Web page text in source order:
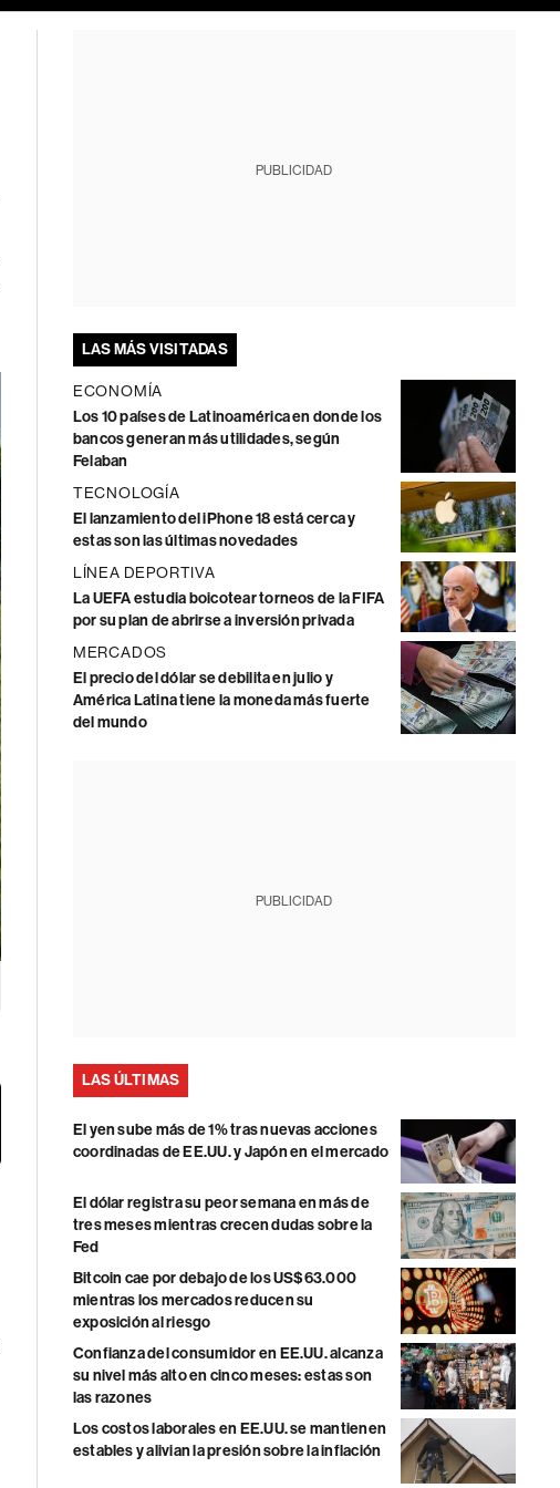
PUBLICIDAD
LAS MÁS VISITADAS
ECONOMÍA
Los 10 países de Latinoamérica en donde los
bancos generan más utilidades, según
Felaban
TECNOLOGÍA
El lanzamiento del iPhone 18 está cerca y
estas son las últimas novedades
LÍNEA DEPORTIVA
La UEFA estudia boicotear torneos de la FIFA
por su plan de abrirse a inversión privada
MERCADOS
El precio del dólar se debilita en julio y
América Latina tiene la moneda más fuerte
del mundo
PUBLICIDAD
LAS ÚLTIMAS
El yen sube más de 1% tras nuevas acciones
coordinadas de EE.UU. y Japón en el mercado
El dólar registra su peor semana en más de
tres meses mientras crecen dudas sobre la
Fed
Bitcoin cae por debajo de los US$63.000
mientras los mercados reducen su
exposición al riesgo
Confianza del consumidor en EE.UU. alcanza
su nivel más alto en cinco meses: estas son
las razones
Los costos laborales en EE.UU. se mantienen
estables y alivian la presión sobre la inflación